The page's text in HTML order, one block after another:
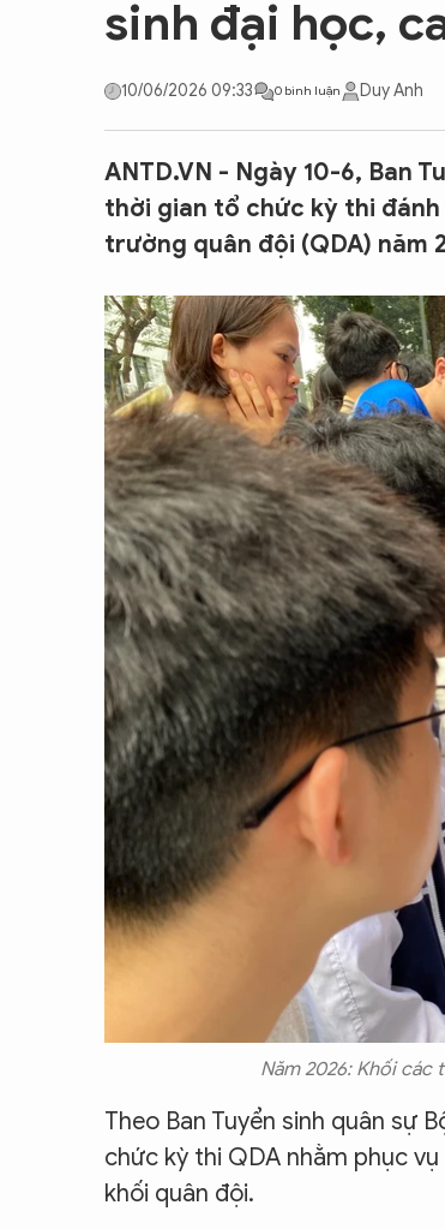
CON ĐƯỜNG KHỞI
sinh đại học,
10/06/2026 09:33 0 bình luận Duy Anh
ANTD.VN - Ngày 10-6, Ban
thời gian tổ chức kỳ thi
trường quân đội (QDA) năm
Năm 2026: Khối
Theo Ban Tuyển sinh quân sự
chức kỳ thi QDA nhằm phục
khối quân đội.